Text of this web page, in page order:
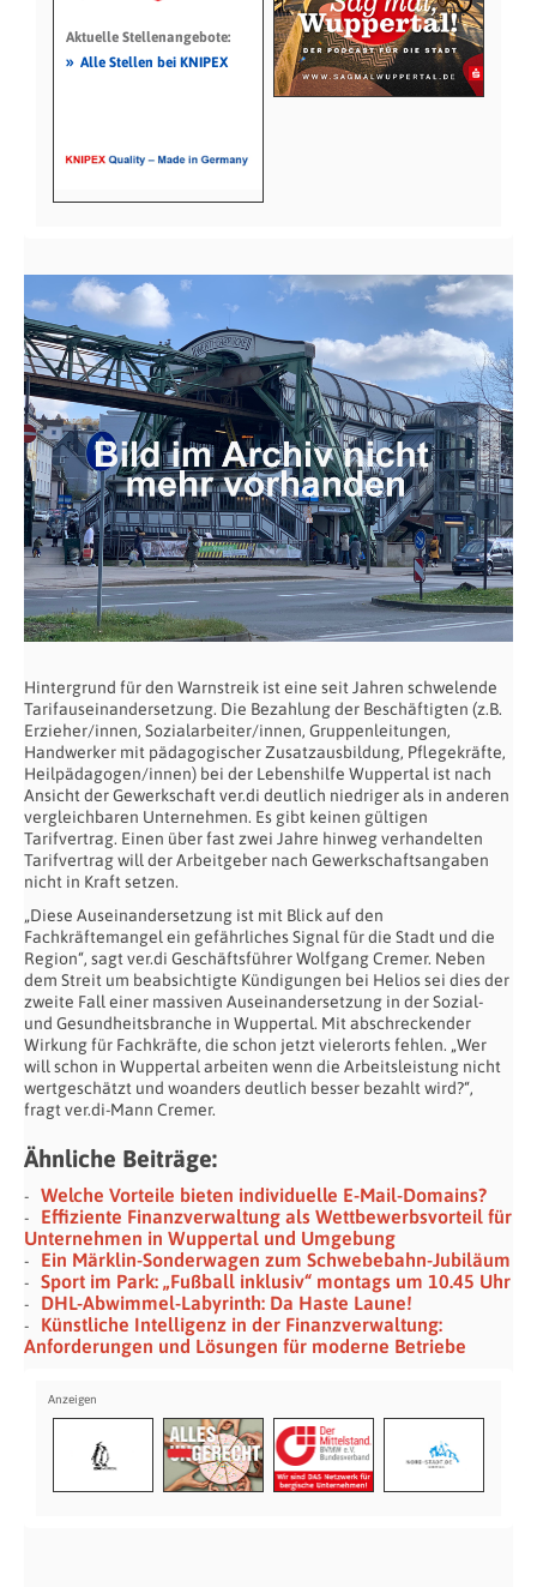
Aktuelle Stellenangebote:
» Alle Stellen bei KNIPEX
Hintergrund für den Warnstreik ist eine seit Jahren schwelende
Tarifauseinandersetzung. Die Bezahlung der Beschäftigten (z.B.
Erzieher/innen, Sozialarbeiter/innen, Gruppenleitungen,
Handwerker mit pädagogischer Zusatzausbildung, Pflegekräfte,
Heilpädagogen/innen) bei der Lebenshilfe Wuppertal ist nach
Ansicht der Gewerkschaft ver.di deutlich niedriger als in anderen
vergleichbaren Unternehmen. Es gibt keinen gültigen
Tarifvertrag. Einen über fast zwei Jahre hinweg verhandelten
Tarifvertrag will der Arbeitgeber nach Gewerkschaftsangaben
nicht in Kraft setzen.
„Diese Auseinandersetzung ist mit Blick auf den
Fachkräftemangel ein gefährliches Signal für die Stadt und die
Region“, sagt ver.di Geschäftsführer Wolfgang Cremer. Neben
dem Streit um beabsichtigte Kündigungen bei Helios sei dies der
zweite Fall einer massiven Auseinandersetzung in der Sozial-
und Gesundheitsbranche in Wuppertal. Mit abschreckender
Wirkung für Fachkräfte, die schon jetzt vielerorts fehlen. „Wer
will schon in Wuppertal arbeiten wenn die Arbeitsleistung nicht
wertgeschätzt und woanders deutlich besser bezahlt wird?“,
fragt ver.di-Mann Cremer.
Ähnliche Beiträge:
Welche Vorteile bieten individuelle E-Mail-Domains?
Effiziente Finanzverwaltung als Wettbewerbsvorteil für
Unternehmen in Wuppertal und Umgebung
Ein Märklin-Sonderwagen zum Schwebebahn-Jubiläum
Sport im Park: „Fußball inklusiv“ montags um 10.45 Uhr
DHL-Abwimmel-Labyrinth: Da Haste Laune!
Künstliche Intelligenz in der Finanzverwaltung:
Anforderungen und Lösungen für moderne Betriebe